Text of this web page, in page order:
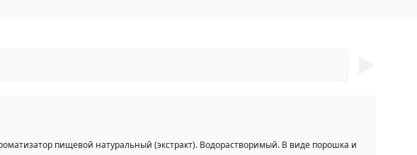
пищевой натуральный (экстракт). Водорастворимый. В виде порошка и